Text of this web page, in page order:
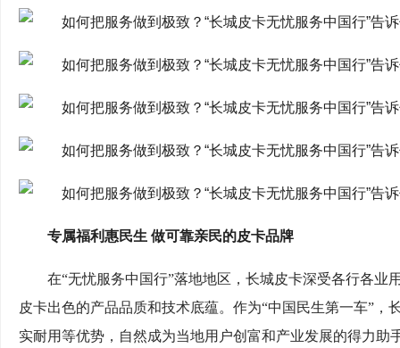
专属福利惠民生 做可靠亲民的皮卡品牌
在“无忧服务中国行”落地地区，长城皮卡深受各行各业
皮卡出色的产品品质和技术底蕴。作为“中国民生第一车”
实耐用等优势，自然成为当地用户创富和产业发展的得力助